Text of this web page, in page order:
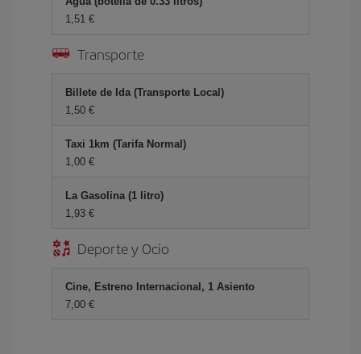
1,51 €
Transporte
Billete de Ida (Transporte Local)
1,50 €
Taxi 1km (Tarifa Normal)
1,00 €
La Gasolina (1 litro)
1,93 €
Deporte y Ocio
Cine, Estreno Internacional, 1 Asiento
7,00 €